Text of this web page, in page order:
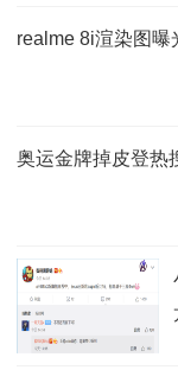
realme 8i渲染图曝
奥运金牌掉皮登热